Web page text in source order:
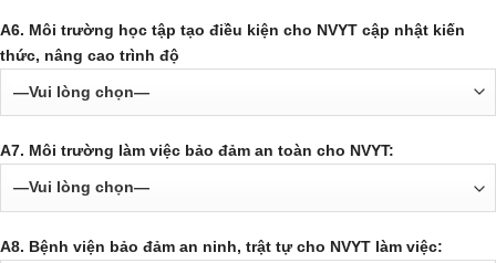
A6. Môi trường học tập tạo điều kiện cho NVYT cập nhật kiến
thức, nâng cao trình độ
A7. Môi trường làm việc bảo đảm an toàn cho NVYT:
A8. Bệnh viện bảo đảm an ninh, trật tự cho NVYT làm việc: